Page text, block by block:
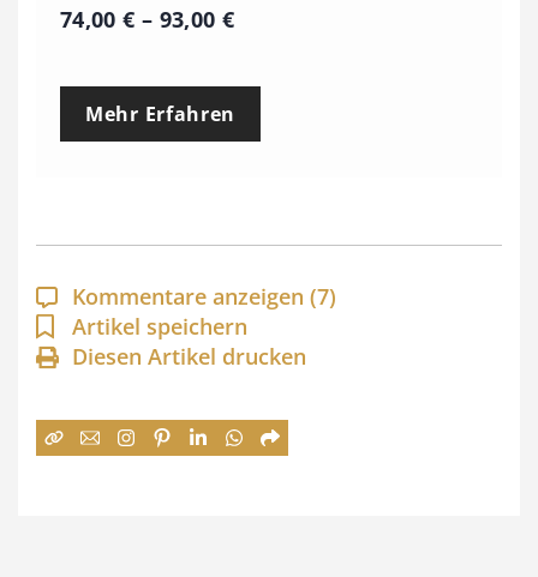
74,00€ – 93,00 €P
e
p
a
n
n
:
Mehr Erfahren
Kommentare anzeigen (7)
Artikel speichern
Diesen Artikel drucken